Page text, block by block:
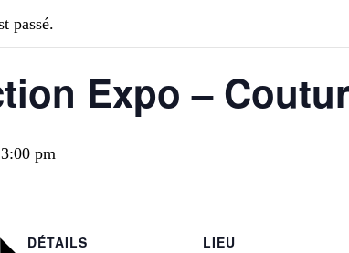
passé.
Expo –
pm
DÉTAILS
LIEU